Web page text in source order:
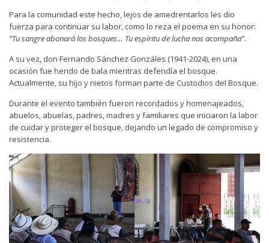
Para la comunidad este hecho, lejos de amedrentarlos les dio
fuerza para continuar su labor, como lo reza el poema en su honor:
“Tu sangre abonará los bosques… Tu espíritu de lucha nos acompaña”.
A su vez, don Fernando Sánchez Gonzáles (1941-2024), en una
ocasión fue herido de bala mientras defendía el bosque.
Actualmente, su hijo y nietos forman parte de Custodios del Bosque.
Durante el evento también fueron recordados y homenajeados,
abuelos, abuelas, padres, madres y familiares que iniciaron la labor
de cuidar y proteger el bosque, dejando un legado de compromiso y
resistencia.